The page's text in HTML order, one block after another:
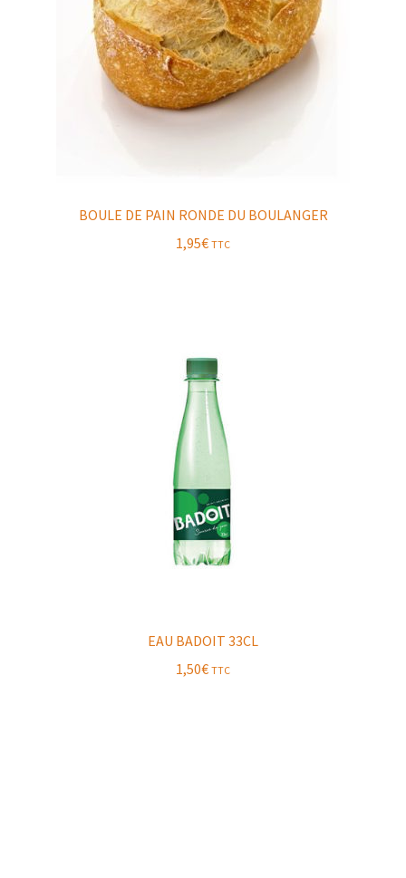
BOULE DE PAIN RONDE DU BOULANGER
1,95€ TTC
EAU BADOIT 33CL
1,50€ TTC